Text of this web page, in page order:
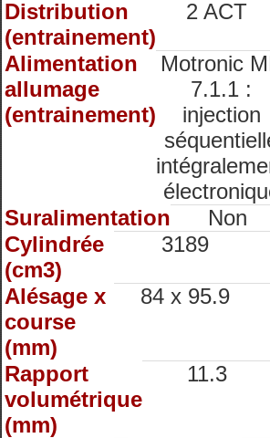
Distribution
(entrainement)
2 ACT
Alimentation
allumage
(entrainement)
Motronic
7.1.1 :
injection
Suralimentation Non
Cylindrée
(cm3)
3189
Alésage x
course
(mm)
84 x 95.9
Rapport
volumétrique
(mm)
11.3